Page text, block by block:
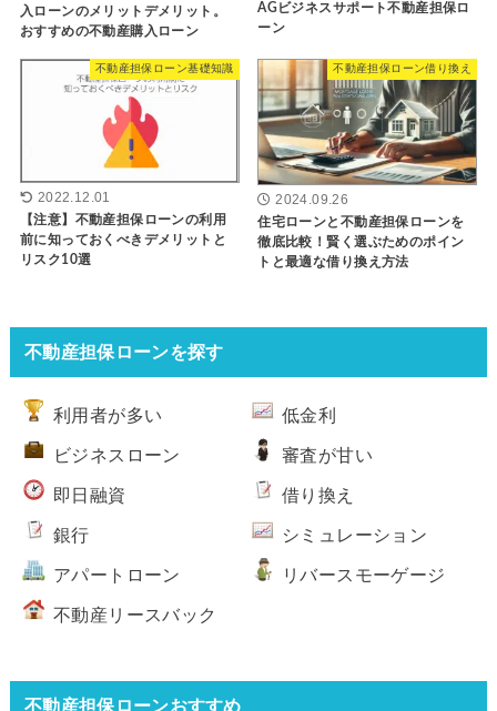
入ローンのメリットデメリット。
おすすめの不動産購入ローン
AGビジネスサポート不動産担保ロ
ーン
不動産担保ローン基礎知識
2022.12.01
【注意】不動産担保ローンの利用
前に知っておくべきデメリットと
リスク10選
不動産担保ローン借り換え
2024.09.26
住宅ローンと不動産担保ローンを
徹底比較！賢く選ぶためのポイン
トと最適な借り換え方法
不動産担保ローンを探す
利用者が多い 低金利
ビジネスローン 審査が甘い
即日融資 借り換え
銀行 シミュレーション
アパートローン リバースモーゲージ
不動産リースバック
不動産担保ローンおすすめ